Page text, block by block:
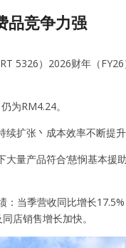
品竞争力强
5326）2026财年（
为RM4.24。
扩张丶成本效率不断提
量产品符合‘慈悯基本
当季营收同比增长
店销售增长加快。